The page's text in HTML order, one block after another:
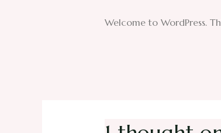
Welcome to WordPress.